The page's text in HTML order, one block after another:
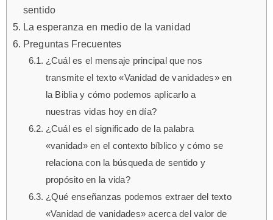
sentido
La esperanza en medio de la vanidad
Preguntas Frecuentes
¿Cuál es el mensaje principal que nos
transmite el texto «Vanidad de vanidades» en
la Biblia y cómo podemos aplicarlo a
nuestras vidas hoy en día?
¿Cuál es el significado de la palabra
«vanidad» en el contexto bíblico y cómo se
relaciona con la búsqueda de sentido y
propósito en la vida?
¿Qué enseñanzas podemos extraer del texto
«Vanidad de vanidades» acerca del valor de